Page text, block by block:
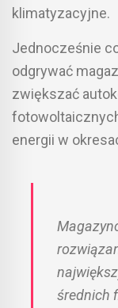
klimatyzacyjne.
Jednocześnie
odgrywać
zwiększać
energii w
średnich